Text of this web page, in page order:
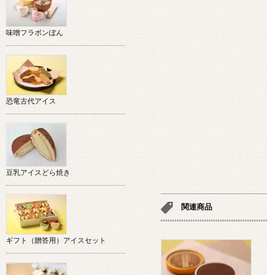
関連商品
味噌フラボンぼん
恐竜古代アイス
豆乳アイスどら焼き
ギフト（贈答用）アイスセット